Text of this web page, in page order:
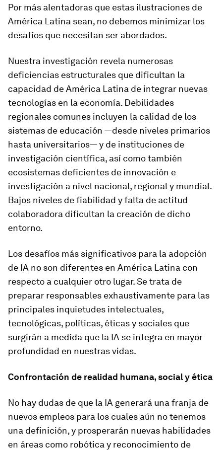
Por más alentadoras que estas ilustraciones de
América Latina sean, no debemos minimizar los
desafíos que necesitan ser abordados.
Nuestra investigación revela numerosas
deficiencias estructurales que dificultan la
capacidad de América Latina de integrar nuevas
tecnologías en la economía. Debilidades
regionales comunes incluyen la calidad de los
sistemas de educación —desde niveles primarios
hasta universitarios— y de instituciones de
investigación científica, así como también
ecosistemas deficientes de innovación e
investigación a nivel nacional, regional y mundial.
Bajos niveles de fiabilidad y falta de actitud
colaboradora dificultan la creación de dicho
entorno.
Los desafíos más significativos para la adopción
de IA no son diferentes en América Latina con
respecto a cualquier otro lugar. Se trata de
preparar responsables exhaustivamente para las
principales inquietudes intelectuales,
tecnológicas, políticas, éticas y sociales que
surgirán a medida que la IA se integra en mayor
profundidad en nuestras vidas.
Confrontación de realidad humana, social y ética
No hay dudas de que la IA generará una franja de
nuevos empleos para los cuales aún no tenemos
una definición, y prosperarán nuevas habilidades
en áreas como robótica y reconocimiento de